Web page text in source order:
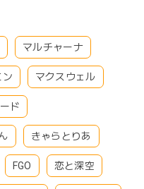
マルチャーナ
ン マクスウェル
ド
きゃらとりあ
FGO 恋と深空